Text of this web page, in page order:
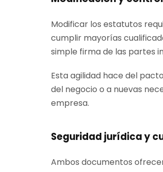
Modificar los estatutos
cumplir mayorías
simple firma de las partes
Esta agilidad hace del
del negocio o a nuevas
empresa.
Seguridad jurídica y
Ambos documentos